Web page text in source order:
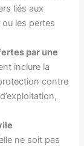
liés aux
les pertes
par une
inclure la
contre
ne soit pas